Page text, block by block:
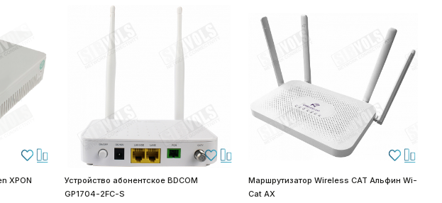
XPON
Устройство абонентское BDCOM
GP1704-2FC-S
Маршрутизатор Wireless CAT Альфин Wi-
Cat AX